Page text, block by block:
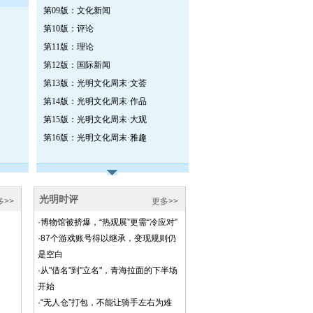
第09版：文化新闻
第10版：评论
第11版：理论
第12版：国际新闻
第13版：光明文化周末·文荟
第14版：光明文化周末·作品
第15版：光明文化周末·大观
第16版：光明文化周末·雅趣